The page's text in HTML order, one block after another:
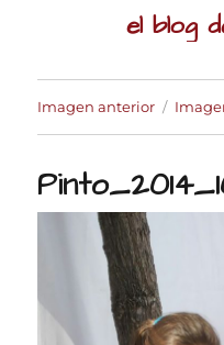
el blog
Imagen anterior